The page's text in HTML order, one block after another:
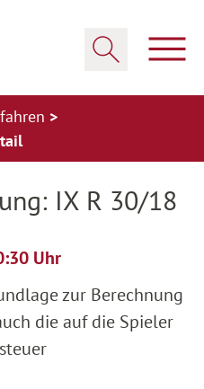
IX R 30/18
Uhr
zur Berechnung
die auf die Spieler